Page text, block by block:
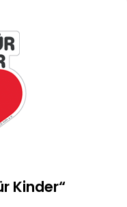
Kinder“